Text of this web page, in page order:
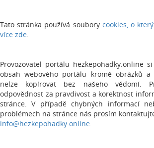
Tato stránka používá soubory cookies, o
více zde.
Provozovatel portálu hezkepohadky.online
obsah webového portálu kromě obrázků
nelze kopírovat bez našeho vědomí.
odpovědnost za pravdivost a korektnost
stránce. V případě chybných informací
problémech na stránce nás prosím
info@hezkepohadky.online.